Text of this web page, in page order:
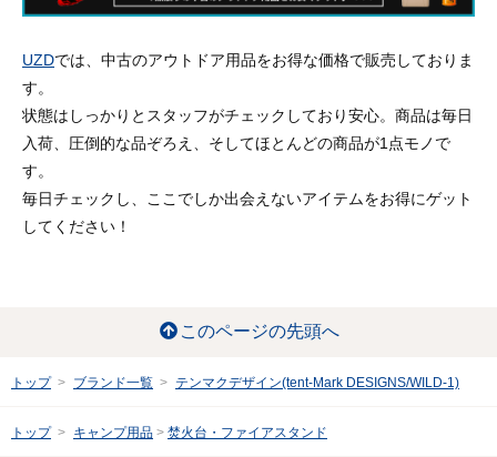
UZDでは、中古のアウトドア用品をお得な価格で販売しておりま
す。
状態はしっかりとスタッフがチェックしており安心。商品は毎日
入荷、圧倒的な品ぞろえ、そしてほとんどの商品が1点モノで
す。
毎日チェックし、ここでしか出会えないアイテムをお得にゲット
してください！
このページの先頭へ
トップ ブランド一覧 テンマクデザイン(tent-Mark DESIGNS/WILD-1)
トップ キャンプ用品 焚火台・ファイアスタンド